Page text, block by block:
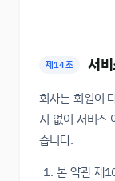
제14조 서
회사는 회원이
지 없이 서비스
습니다.
본 약관 제